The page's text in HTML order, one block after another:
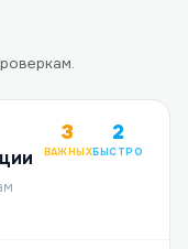
3
ВАЖНЫХ
2
БЫСТРО